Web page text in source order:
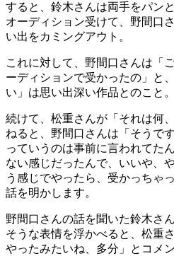
すると、鈴木さんは両手をパン
オーディション受けて、野間口
い出をカミングアウト。
これに対して、野間口さんは「
ーディションで受かったの」と
い」は思い出深い作品とのこと。
続けて、松重さんが「それは何
ねると、野間口さんは「そうで
っていうのは事前に言われてた
ない感じだったんで、いいや、
う感じでやったら、受かっちゃ
話を明かします。
野間口さんの話を聞いた鈴木さ
そうな表情を浮かべると、松重
やったみたいね、多分」とコメン